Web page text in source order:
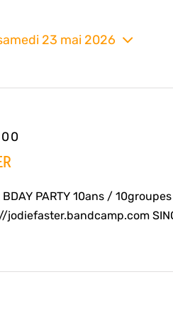
23 mai 2026
BDAY PARTY 10ans /
jodiefaster.bandcamp.com